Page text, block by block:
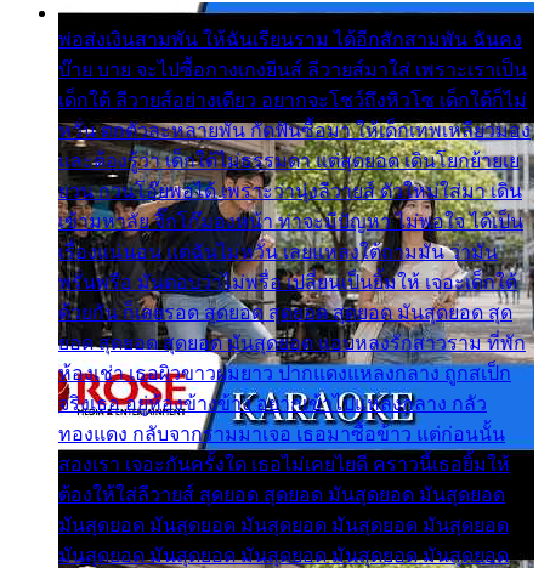
พ่อส่งเงินสามพัน ให้ฉันเรียนราม ได้อีกสักสามพัน ฉันคง
บ๊าย บาย จะไปซื้อกางเกงยีนส์ ลีวายส์มาใส่ เพราะเราเป็น
เด็กใต้ ลีวายส์อย่างเดียว อยากจะโชว์ถึงหิวโซ เด็กใต้ก็ไม่
หวั่น ตกตัวละหลายพัน กัดฟันซื้อมา ให้เด็กเทพเหลียวมอง
และต้องรู้ว่า เด็กใต้ไม่ธรรมดา แต่สุดยอด เดินโยกย้ายเย
ยวน กวนโอ๊ยพอได้ เพราะว่านุ่งลีวายส์ ตัวใหม่ใส่มา เดิน
เข้ามหาลัย จิ๊กโก๊มองหน้า ท่าจะมีปัญหา ไม่พอใจ ได้เป็น
เรื่องแน่นอน แต่ฉันไม่หวั่น เลยแหลงใต้ถามมัน ว่ามัน
พรั่นพรือ มันตอบว่าไม่พรื่อ เปลี่ยนเป็นยิ้มให้ เจอะเด็กใต้
ด้วยกัน ก็เลยรอด สุดยอด สุดยอด สุดยอด มันสุดยอด สุด
ยอด สุดยอด สุดยอด มันสุดยอด แอบหลงรักสาวราม ที่พัก
ห้องเช่า เธอผิวขาวผมยาว ปากแดงแหลงกลาง ถูกสเป็ก
จริงเธอ อยู่ห้องข้างข้าง อยากเข้าไปแหลงกลาง กลัว
ทองแดง กลับจากรามมาเจอ เธอมาซื้อข้าว แต่ก่อนนั้น
สองเรา เจอะกันครั้งใด เธอไม่เคยไยดี คราวนี้เธอยิ้มให้
ต้องให้ใส่ลีวายส์ สุดยอด สุดยอด มันสุดยอด มันสุดยอด
มันสุดยอด มันสุดยอด มันสุดยอด มันสุดยอด มันสุดยอด
มันสุดยอด มันสุดยอด มันสุดยอด มันสุดยอด มันสุดยอด